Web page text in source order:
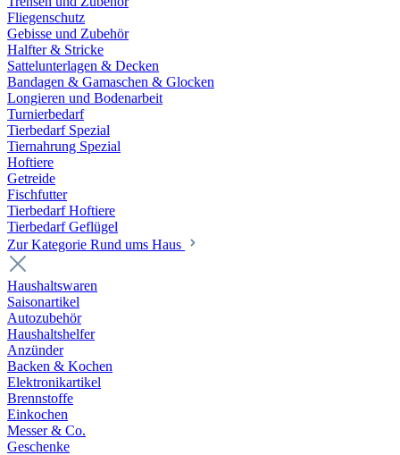
Fliegenschutz
Gebisse und Zubehör
Halfter & Stricke
Sattelunterlagen & Decken
Bandagen & Gamaschen & Glocken
Longieren und Bodenarbeit
Turnierbedarf
Tierbedarf Spezial
Tiernahrung Spezial
Hoftiere
Getreide
Fischfutter
Tierbedarf Hoftiere
Tierbedarf Geflügel
Zur Kategorie Rund ums Haus
Haushaltswaren
Saisonartikel
Autozubehör
Haushaltshelfer
Anzünder
Backen & Kochen
Elektronikartikel
Brennstoffe
Einkochen
Messer & Co.
Geschenke